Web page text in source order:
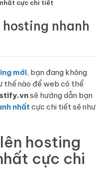
cực chi tiết
nhanh
mới, bạn đang không
thế nào để web có thể
sẽ hướng dẫn bạn
nhất cực chi tiết sẽ như
hosting
cực chi